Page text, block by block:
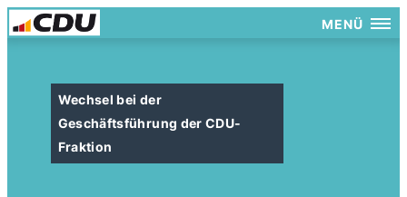
MENÜ
Wechsel bei der
Geschäftsführung der CDU-
Fraktion